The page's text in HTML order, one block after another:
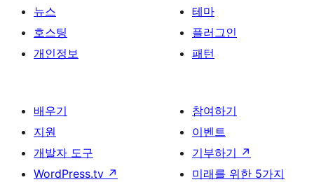
뉴스
호스팅
개인정보
테마
플러그인
패턴
배우기
지원
개발자 도구
WordPress.tv ↗
참여하기
이벤트
기부하기 ↗
미래를 위한 5가지